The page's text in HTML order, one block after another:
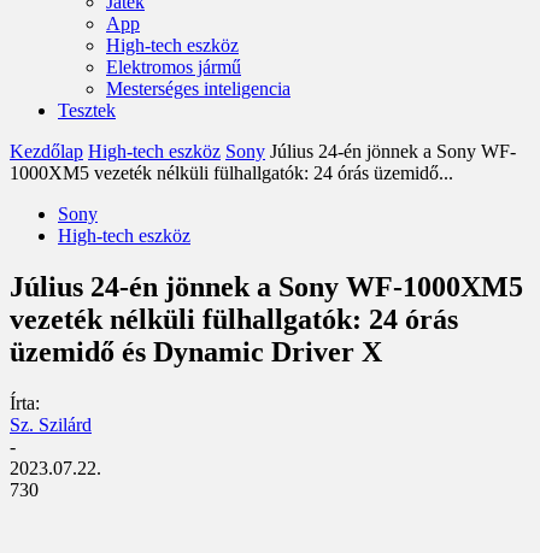
App
High-tech eszköz
Elektromos jármű
Mesterséges inteligencia
Tesztek
Kezdőlap High-tech eszköz Sony Július 24-én jönnek a Sony WF-
1000XM5 vezeték nélküli fülhallgatók: 24 órás üzemidő...
Sony
High-tech eszköz
Július 24-én jönnek a Sony WF-1000XM5
vezeték nélküli fülhallgatók: 24 órás
üzemidő és Dynamic Driver X
Írta:
Sz. Szilárd
-
2023.07.22.
730